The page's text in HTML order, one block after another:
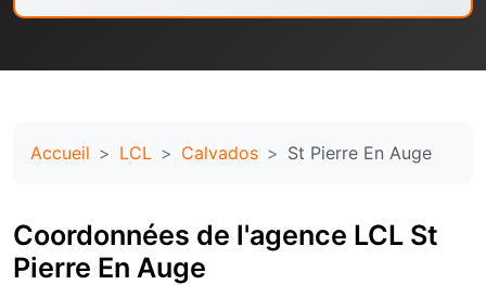
Accueil LCL Calvados St Pierre En Auge
Coordonnées de l'agence LCL St
Pierre En Auge